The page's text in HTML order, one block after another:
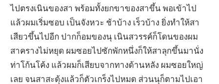
ไปตรงเนินของสา พร้อมทั้งยกขาของสาขึ้น พอเข้าไป
แล้วผมเริ่มซอบ เป็นจังหวะ ช้าบ้าง เร็วบ้าง ยิ่งทำให้สา
เสียวขึ้นไปอีก ปากก็อมของนุ เนินสวรรค์ก็โดนของผม
สาครางไม่หยุด ผมซอยไปซักพักหนึ่งก็ให้สาลุกขึ้นมานั่ง
ท่าโก้นโค้ง แล้วผมก็เสียบจากทางด้านหลัง ผมซอยใหญ่
เลย จนสาสะดุ้งแล้วก็ตัวเกร็งไปหมด ส่วนนุก็ตามไปเอา